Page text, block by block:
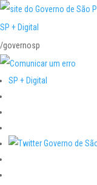
SP + Digital
/governosp
SP + Digital